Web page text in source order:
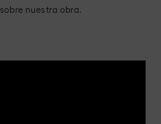
sobre nuestra obra.